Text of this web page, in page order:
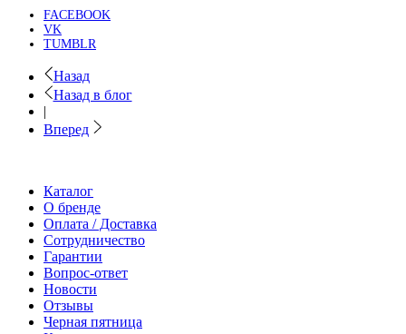
FACEBOOK
VK
TUMBLR
Назад
Назад в блог
|
Вперед
Каталог
О бренде
Оплата / Доставка
Сотрудничество
Гарантии
Вопрос-ответ
Новости
Отзывы
Черная пятница